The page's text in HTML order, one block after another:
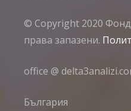
© Copyright 2020
права запазени.
office @
България